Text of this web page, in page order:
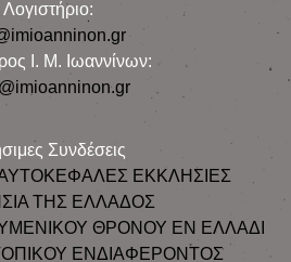
Λογιστήριο:
Ι. Μ. Ιωαννίνων:
Συνδέσεις
ΑΥΤΟΚΕΦΑΛΕΣ ΕΚΚΛΗΣΙΕΣ
ΤΗΣ ΕΛΛΑΔΟΣ
ΘΡΟΝΟΥ ΕΝ ΕΛΛΑΔΙ
ΕΝΔΙΑΦΕΡΟΝΤΟΣ